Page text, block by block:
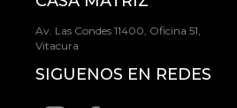
Av. Las Condes 11400, Oficina 51,
Vitacura
SIGUENOS EN REDES